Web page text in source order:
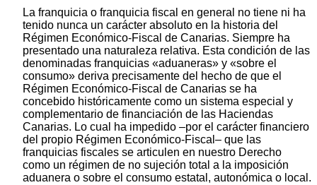
La franquicia o franquicia fiscal en general no tiene ni ha
tenido nunca un carácter absoluto en la historia del
Régimen Económico-Fiscal de Canarias. Siempre ha
presentado una naturaleza relativa. Esta condición de las
denominadas franquicias «aduaneras» y «sobre el
consumo» deriva precisamente del hecho de que el
Régimen Económico-Fiscal de Canarias se ha
concebido históricamente como un sistema especial y
complementario de financiación de las Haciendas
Canarias. Lo cual ha impedido –por el carácter financiero
del propio Régimen Económico-Fiscal– que las
franquicias fiscales se articulen en nuestro Derecho
como un régimen de no sujeción total a la imposición
aduanera o sobre el consumo estatal, autonómica o local.